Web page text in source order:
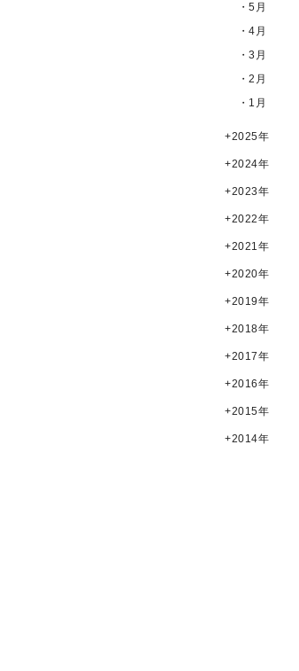
・5月
・4月
・3月
・2月
・1月
2025年
2024年
2023年
2022年
2021年
2020年
2019年
2018年
2017年
2016年
2015年
2014年